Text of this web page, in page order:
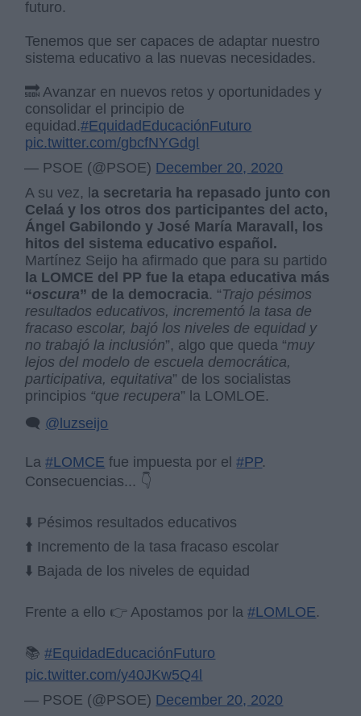
futuro.
Tenemos que ser capaces de adaptar nuestro
sistema educativo a las nuevas necesidades.
🔜 Avanzar en nuevos retos y oportunidades y
consolidar el principio de
equidad.#EquidadEducaciónFuturo
pic.twitter.com/gbcfNYGdgl
— PSOE (@PSOE) December 20, 2020
A su vez, l a secretaria ha repasado junto con
Celaá y los otros dos participantes del acto,
Ángel Gabilondo y José María Maravall, los
hitos del sistema educativo español.
Martínez Seijo ha afirmado que para su partido
la LOMCE del PP fue la etapa educativa más
“oscura” de la democracia. “Trajo pésimos
resultados educativos, incrementó la tasa de
fracaso escolar, bajó los niveles de equidad y
no trabajó la inclusión”, algo que queda “muy
lejos del modelo de escuela democrática,
participativa, equitativa” de los socialistas
principios “que recupera” la LOMLOE.
🗨️ @luzseijo
La#LOMCE fue impuesta por el#PP.
Consecuencias... 👇
⬇️ Pésimos resultados educativos
⬆️ Incremento de la tasa fracaso escolar
⬇️ Bajada de los niveles de equidad
Frente a ello 👉 Apostamos por la#LOMLOE.
📚#EquidadEducaciónFuturo
pic.twitter.com/y40JKw5Q4l
— PSOE (@PSOE) December 20, 2020